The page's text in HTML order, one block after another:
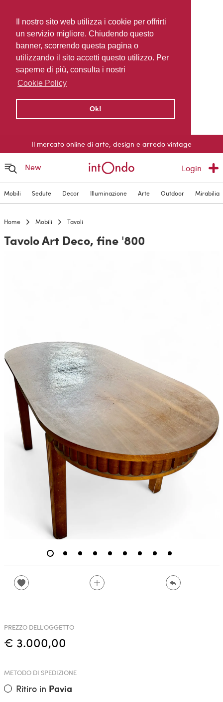
Il nostro sito web utilizza i cookie per offrirti
un servizio migliore. Chiudendo questo
banner, scorrendo questa pagina o
utilizzando il sito accetti questo utilizzo. Per
saperne di più, consulta i nostri
Cookie Policy
Ok!
Il mercato online di arte, design e arredo vintage
New Login
Mobili Sedute Decor Illuminazione Arte Outdoor Mirabilia
Home Mobili Tavoli
Tavolo Art Deco, fine '800
PREZZO DELL'OGGETTO
€ 3.000,00
METODO DI SPEDIZIONE
Ritiro in Pavia